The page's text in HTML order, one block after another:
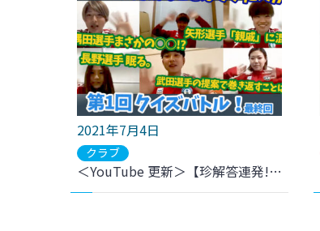
2021年7月4日
クラブ
＜YouTube 更新＞【珍解答連発!?】マイナビ仙台 クイズバトル 最終回 をアップしました